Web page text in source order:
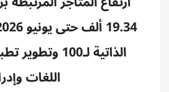
الذاتية
اللغات